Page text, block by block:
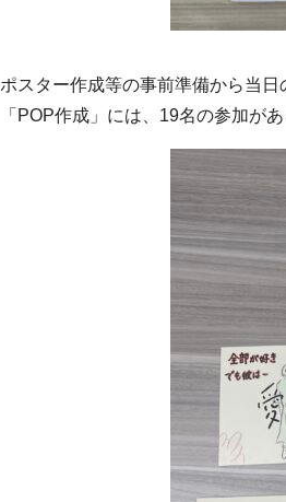
ポスター作成等の事前準備から当
「POP作成」には、19名の参加が